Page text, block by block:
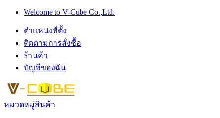
Skip
navigation
Skip
content
Welcome to V-Cube Co.,Ltd.
ตำแหน่งที่ตั้ง
ติดตามการสั่งซื้อ
ร้านค้า
บัญชีของฉัน
หมวดหมู่สินค้า